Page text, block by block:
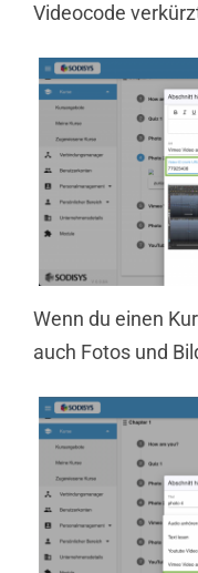
Videocode
Wenn du einen
auch Fotos und